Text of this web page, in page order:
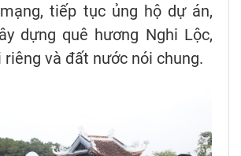
tiếp tục ủng hộ dự án,
dựng quê hương Nghi Lộc,
riêng và đất nước nói chung.